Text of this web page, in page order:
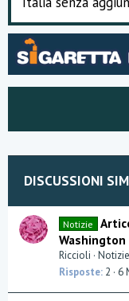
la mazzetta non
credibilità del
sempre dai corrotti.
DISCUSSIONI
Notizie
Washington
Riccioli Notizie
Risposte 2 6